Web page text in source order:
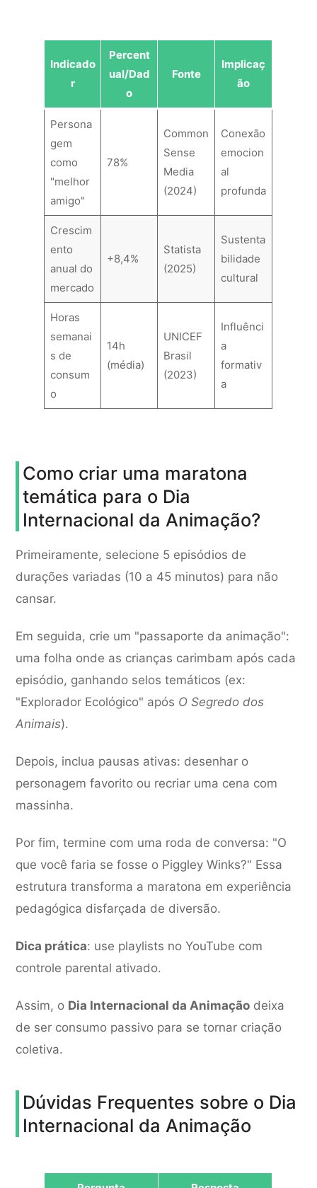
Indicado
r
Percent
ual/Dad
o
Fonte
Implicaç
ão
Persona
gem
como
"melhor
amigo"
78%
Common
Sense
Media
(2024)
Conexão
emocion
al
profunda
Crescim
ento
anual do
mercado
+8,4%
Statista
(2025)
Sustenta
bilidade
cultural
Horas
semanai
s de
consum
o
14h
(média)
UNICEF
Brasil
(2023)
Influênci
a
formativ
a
Como criar uma maratona
temática para o Dia
Internacional da Animação?
Primeiramente, selecione 5 episódios de
durações variadas (10 a 45 minutos) para não
cansar.
Em seguida, crie um "passaporte da animação":
uma folha onde as crianças carimbam após cada
episódio, ganhando selos temáticos (ex:
"Explorador Ecológico" após O Segredo dos
Animais).
Depois, inclua pausas ativas: desenhar o
personagem favorito ou recriar uma cena com
massinha.
Por fim, termine com uma roda de conversa: "O
que você faria se fosse o Piggley Winks?" Essa
estrutura transforma a maratona em experiência
pedagógica disfarçada de diversão.
Dica prática: use playlists no YouTube com
controle parental ativado.
Assim, o Dia Internacional da Animação deixa
de ser consumo passivo para se tornar criação
coletiva.
Dúvidas Frequentes sobre o Dia
Internacional da Animação